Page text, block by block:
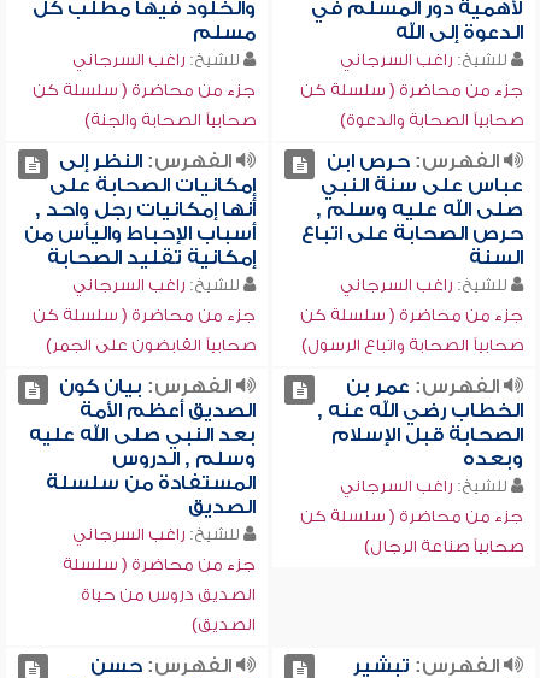
لأهمية دور المسلم في
الدعوة إلى الله
للشيخ: راغب السرجاني
جزء من محاضرة ( سلسلة كن
صحابياً الصحابة والدعوة)
والخلود فيها مطلب كل
مسلم
للشيخ: راغب السرجاني
جزء من محاضرة ( سلسلة كن
صحابياً الصحابة والجنة)
الفهرس:حرص ابن
عباس على سنة النبي
صلى الله عليه وسلم ,
حرص الصحابة على اتباع
السنة
للشيخ: راغب السرجاني
جزء من محاضرة ( سلسلة كن
صحابياً الصحابة واتباع الرسول)
الفهرس:النظر إلى
إمكانيات الصحابة على
أنها إمكانيات رجل واحد ,
أسباب الإحباط واليأس من
إمكانية تقليد الصحابة
للشيخ: راغب السرجاني
جزء من محاضرة ( سلسلة كن
صحابياً القابضون على الجمر)
الفهرس: عمر بن
الخطاب رضي الله عنه ,
الصحابة قبل الإسلام
وبعده
للشيخ: راغب السرجاني
جزء من محاضرة ( سلسلة كن
صحابياً صناعة الرجال)
الفهرس: بيان كون
الصديق أعظم الأمة
بعد النبي صلى الله عليه
وسلم , الدروس
المستفادة من سلسلة
الصديق
للشيخ: راغب السرجاني
جزء من محاضرة ( سلسلة
الصديق دروس من حياة
الصديق)
الفهرس: تبشير
الفهرس:حسن